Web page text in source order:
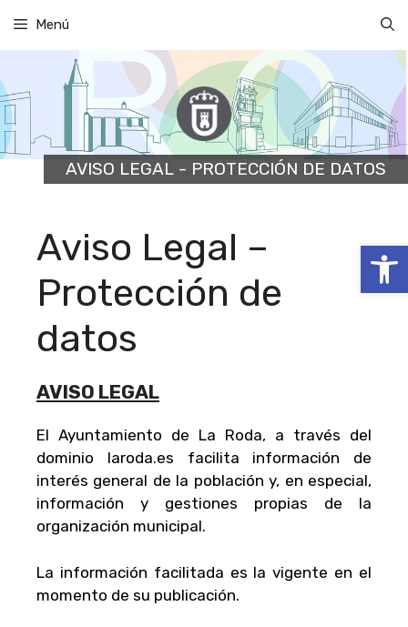
Abrir
contenido
Menú
AVISO LEGAL - PROTECCIÓN DE DATOS
Aviso Legal –
Protección de
datos
AVISO LEGAL
El Ayuntamiento de La Roda, a través del
dominio laroda.es facilita información de
interés general de la población y, en especial,
información y gestiones propias de la
organización municipal.
La información facilitada es la vigente en el
momento de su publicación.